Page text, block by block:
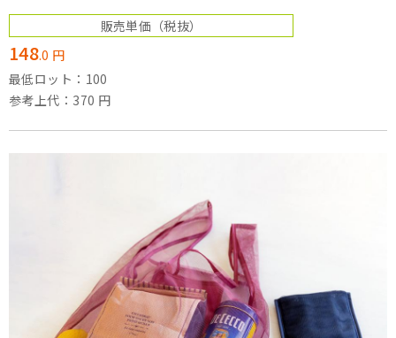
販売単価 （税抜）
148.0 円
最低ロット：100
参考上代：370 円